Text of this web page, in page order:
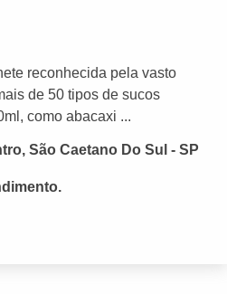
reconhecida pela vasto
de 50 tipos de sucos
como abacaxi ...
São Caetano Do Sul - SP